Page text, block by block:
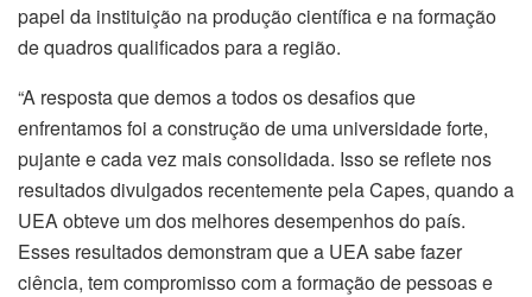
papel da instituição na produção científica e na formação
de quadros qualificados para a região.
“A resposta que demos a todos os desafios que
enfrentamos foi a construção de uma universidade forte,
pujante e cada vez mais consolidada. Isso se reflete nos
resultados divulgados recentemente pela Capes, quando a
UEA obteve um dos melhores desempenhos do país.
Esses resultados demonstram que a UEA sabe fazer
ciência, tem compromisso com a formação de pessoas e